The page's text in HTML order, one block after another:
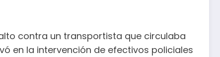
contra un transportista que circulaba
en la intervención de efectivos policiales